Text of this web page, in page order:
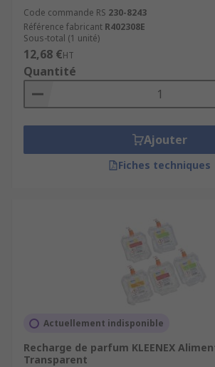
Code commande RS 230-8243
Référence fabricant R402308E
Sous-total (1 unité)
12,68 €HT
Quantité
Ajouter
Fiches techniques
Actuellement indisponible
Recharge de parfum KLEENEX
Transparent